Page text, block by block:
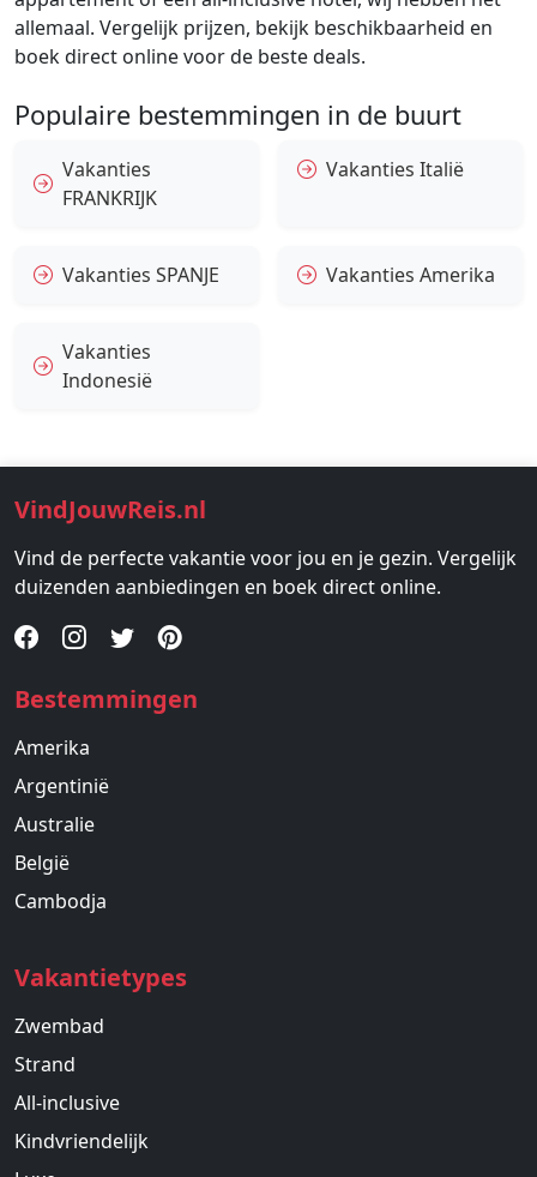
allemaal. Vergelijk prijzen, bekijk beschikbaarheid en
boek direct online voor de beste deals.
Populaire bestemmingen in de buurt
Vakanties
FRANKRIJK
Vakanties Italië
Vakanties SPANJE Vakanties Amerika
Vakanties
Indonesië
VindJouwReis.nl
Vind de perfecte vakantie voor jou en je gezin. Vergelijk
duizenden aanbiedingen en boek direct online.
Bestemmingen
Amerika
Argentinië
Australie
België
Cambodja
Vakantietypes
Zwembad
Strand
All-inclusive
Kindvriendelijk